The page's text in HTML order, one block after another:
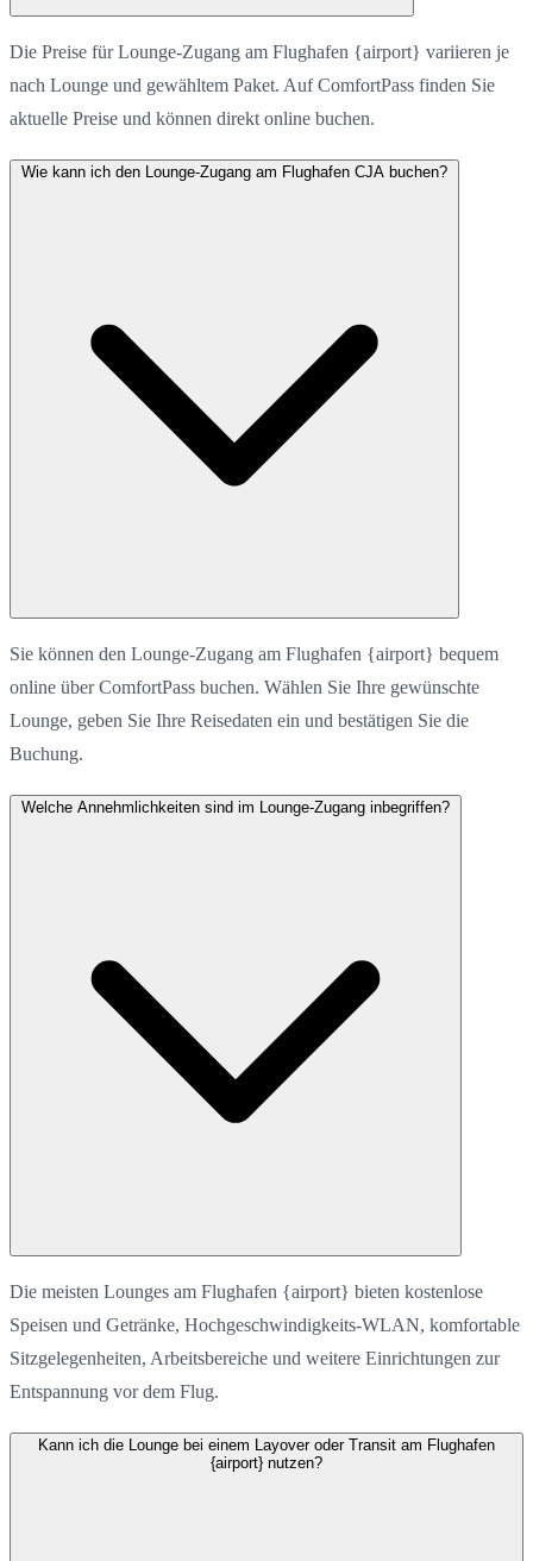
Die Preise für Lounge-Zugang am Flughafen {airport} variieren je
nach Lounge und gewähltem Paket. Auf ComfortPass finden Sie
aktuelle Preise und können direkt online buchen.
Wie kann ich den Lounge-Zugang am Flughafen CJA buchen?
Sie können den Lounge-Zugang am Flughafen {airport} bequem
online über ComfortPass buchen. Wählen Sie Ihre gewünschte
Lounge, geben Sie Ihre Reisedaten ein und bestätigen Sie die
Buchung.
Welche Annehmlichkeiten sind im Lounge-Zugang inbegriffen?
Die meisten Lounges am Flughafen {airport} bieten kostenlose
Speisen und Getränke, Hochgeschwindigkeits-WLAN, komfortable
Sitzgelegenheiten, Arbeitsbereiche und weitere Einrichtungen zur
Entspannung vor dem Flug.
Kann ich die Lounge bei einem Layover oder Transit am Flughafen
{airport} nutzen?